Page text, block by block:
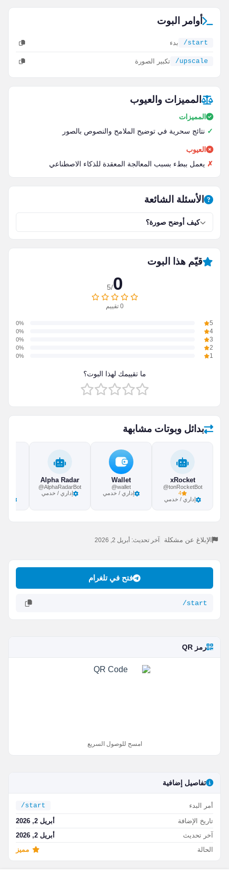
أوامر البوت
/start بدء
/upscale تكبير الصورة
المميزات والعيوب
المميزات
نتائج سحرية في توضيح الملامح والنصوص بالصور
العيوب
يعمل ببطء بسبب المعالجة المعقدة للذكاء الاصطناعي
الأسئلة الشائعة
كيف أوضح صورة؟
قيّم هذا البوت
0
/5
0 تقييم
5
0%
4
0%
3
0%
2
0%
1
0%
ما تقييمك لهذا البوت؟
بدائل وبوتات مشابهة
xRocket
@tonRocketBot
4
إداري / خدمي
Wallet
@wallet
إداري / خدمي
Alpha Radar
@AlphaRadarBot
إداري / خدمي
الإبلاغ عن مشكلة آخر تحديث: أبريل 2, 2026
فتح في تلغرام
/start
رمز QR
امسح للوصول السريع
تفاصيل إضافية
أمر البدء
/start
تاريخ الإضافة
أبريل 2, 2026
آخر تحديث
أبريل 2, 2026
الحالة
مميز